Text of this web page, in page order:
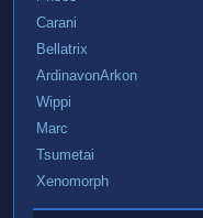
Carani
Bellatrix
ArdinavonArkon
Wippi
Marc
Tsumetai
Xenomorph